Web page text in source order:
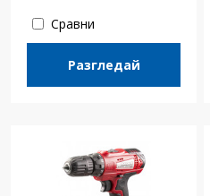
Сравни
Разгледай